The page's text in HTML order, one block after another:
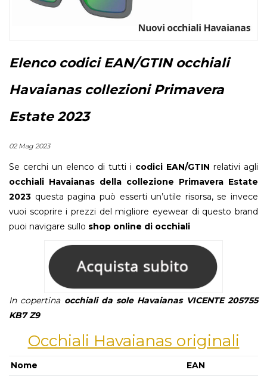
Elenco codici EAN/GTIN occhiali
Havaianas collezioni Primavera
Estate 2023
02 Mag 2023
Se cerchi un elenco di tutti i codici EAN/GTIN relativi agli
occhiali Havaianas della collezione Primavera Estate
2023 questa pagina può esserti un’utile risorsa, se invece
vuoi scoprire i prezzi del migliore eyewear di questo brand
puoi navigare sullo shop online di occhiali
In copertina occhiali da sole Havaianas VICENTE 205755
KB7 Z9
Occhiali Havaianas originali
Nome
EAN